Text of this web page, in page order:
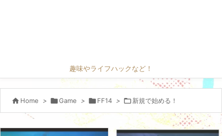
趣味やライフハックなど！
 Home > Game > FF14 > 新規で始める！